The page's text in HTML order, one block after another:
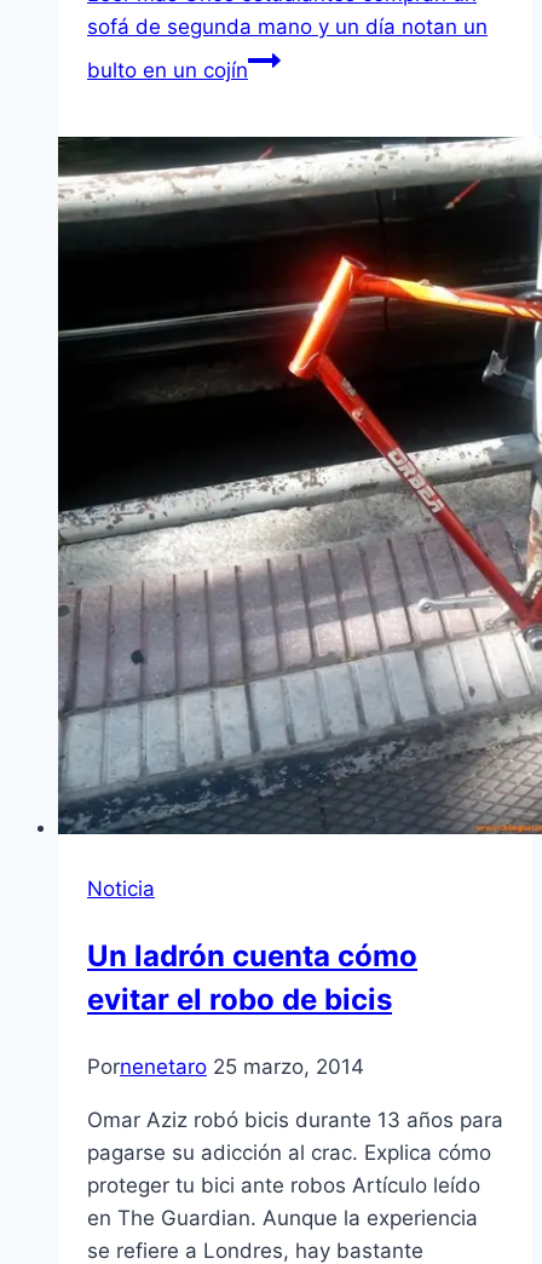
sofá de segunda mano y un día notan un
bulto en un cojín
Noticia
Un ladrón cuenta cómo
evitar el robo de bicis
Pornenetaro 25 marzo, 2014
Omar Aziz robó bicis durante 13 años para
pagarse su adicción al crac. Explica cómo
proteger tu bici ante robos Artículo leído
en The Guardian. Aunque la experiencia
se refiere a Londres, hay bastante